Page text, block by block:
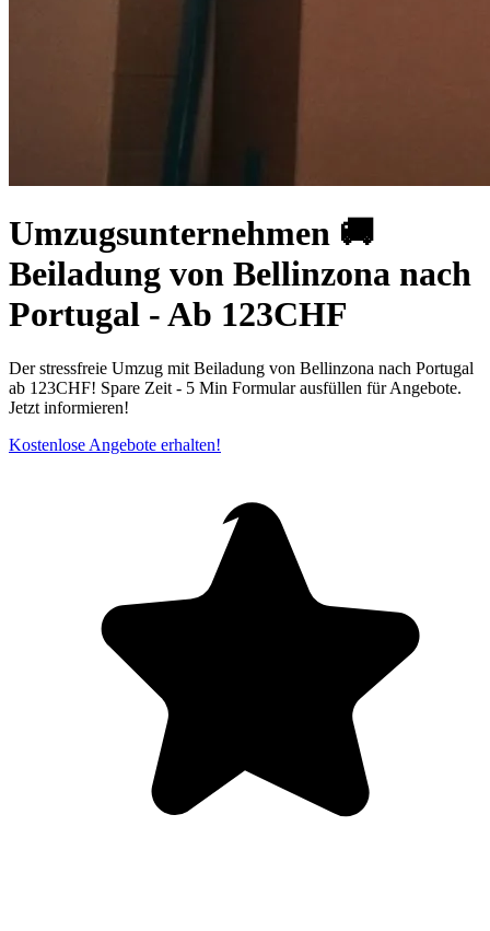
Umzugsunternehmen 🚚
Beiladung von Bellinzona nach
Portugal - Ab 123CHF
Der stressfreie Umzug mit Beiladung von Bellinzona nach Portugal
ab 123CHF! Spare Zeit - 5 Min Formular ausfüllen für Angebote.
Jetzt informieren!
Kostenlose Angebote erhalten!